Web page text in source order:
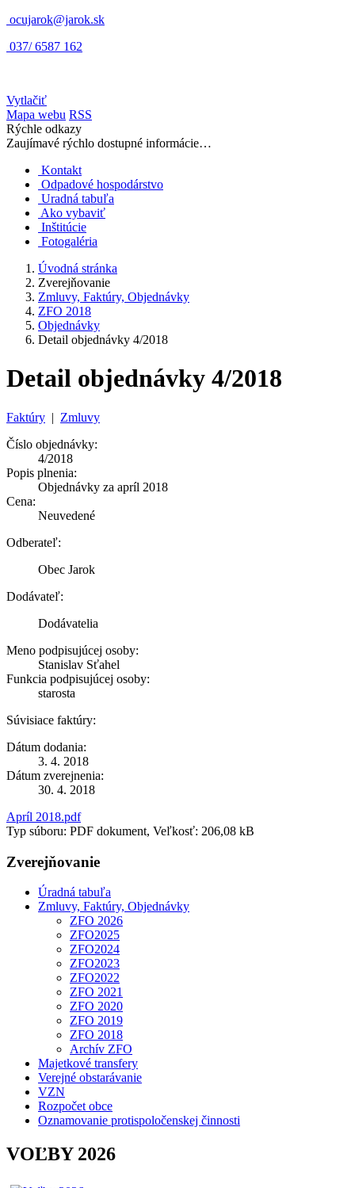
ocujarok@jarok.sk
037/ 6587 162
Vytlačiť
Mapa webu RSS
Rýchle odkazy
Zaujímavé rýchlo dostupné informácie…
Kontakt
Odpadové hospodárstvo
Uradná tabuľa
Ako vybaviť
Inštitúcie
Fotogaléria
Úvodná stránka
Zverejňovanie
Zmluvy, Faktúry, Objednávky
ZFO 2018
Objednávky
Detail objednávky 4/2018
Detail objednávky 4/2018
Faktúry | Zmluvy
Číslo objednávky:
4/2018
Popis plnenia:
Objednávky za apríl 2018
Cena:
Neuvedené
Odberateľ:
Obec Jarok
Dodávateľ:
Dodávatelia
Meno podpisujúcej osoby:
Stanislav Sťahel
Funkcia podpisujúcej osoby:
starosta
Súvisiace faktúry:
Dátum dodania:
3. 4. 2018
Dátum zverejnenia:
30. 4. 2018
Apríl 2018.pdf
Typ súboru: PDF dokument, Veľkosť: 206,08 kB
Zverejňovanie
Úradná tabuľa
Zmluvy, Faktúry, Objednávky
ZFO 2026
ZFO2025
ZFO2024
ZFO2023
ZFO2022
ZFO 2021
ZFO 2020
ZFO 2019
ZFO 2018
Archív ZFO
Majetkové transfery
Verejné obstarávanie
VZN
Rozpočet obce
Oznamovanie protispoločenskej činnosti
VOĽBY 2026